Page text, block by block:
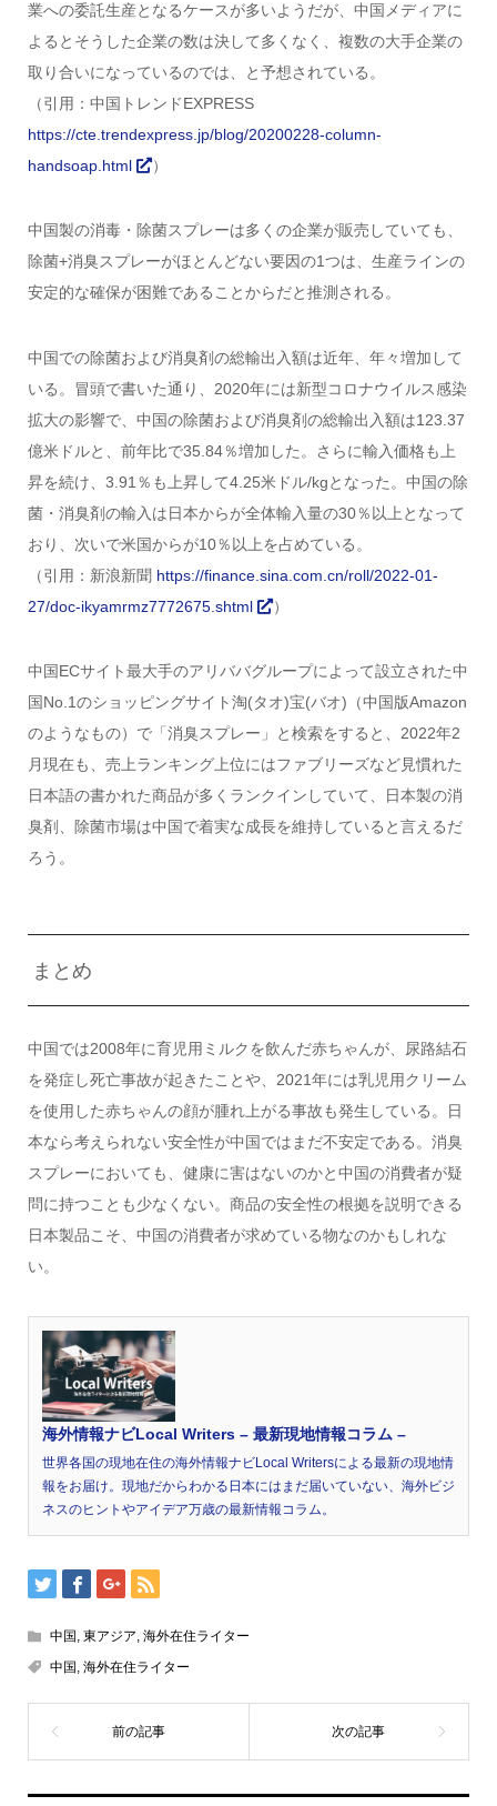
業への委託生産となるケースが多いようだが、中国メディアに
よるとそうした企業の数は決して多くなく、複数の大手企業の
取り合いになっているのでは、と予想されている。
（引用：中国トレンドEXPRESS
https://cte.trendexpress.jp/blog/20200228-column-
handsoap.html
）
中国製の消毒・除菌スプレーは多くの企業が販売していても、
除菌+消臭スプレーがほとんどない要因の1つは、生産ラインの
安定的な確保が困難であることからだと推測される。
中国での除菌および消臭剤の総輸出入額は近年、年々増加して
いる。冒頭で書いた通り、2020年には新型コロナウイルス感染
拡大の影響で、中国の除菌および消臭剤の総輸出入額は123.37
億米ドルと、前年比で35.84％増加した。さらに輸入価格も上
昇を続け、3.91％も上昇して4.25米ドル/kgとなった。中国の除
菌・消臭剤の輸入は日本からが全体輸入量の30％以上となって
おり、次いで米国からが10％以上を占めている。
（引用：新浪新聞 https://finance.sina.com.cn/roll/2022-01-
27/doc-ikyamrmz7772675.shtml
）
中国ECサイト最大手のアリババグループによって設立された中
国No.1のショッピングサイト淘(タオ)宝(バオ)（中国版Amazon
のようなもの）で「消臭スプレー」と検索をすると、2022年2
月現在も、売上ランキング上位にはファブリーズなど見慣れた
日本語の書かれた商品が多くランクインしていて、日本製の消
臭剤、除菌市場は中国で着実な成長を維持していると言えるだ
ろう。
まとめ
中国では2008年に育児用ミルクを飲んだ赤ちゃんが、尿路結石
を発症し死亡事故が起きたことや、2021年には乳児用クリーム
を使用した赤ちゃんの顔が腫れ上がる事故も発生している。日
本なら考えられない安全性が中国ではまだ不安定である。消臭
スプレーにおいても、健康に害はないのかと中国の消費者が疑
問に持つことも少なくない。商品の安全性の根拠を説明できる
日本製品こそ、中国の消費者が求めている物なのかもしれな
い。
海外情報ナビLocal Writers – 最新現地情報コラム –
世界各国の現地在住の海外情報ナビLocal Writersによる最新の現地情
報をお届け。現地だからわかる日本にはまだ届いていない、海外ビジ
ネスのヒントやアイデア万歳の最新情報コラム。
中国 , 東アジア, 海外在住ライター
中国 , 海外在住ライター